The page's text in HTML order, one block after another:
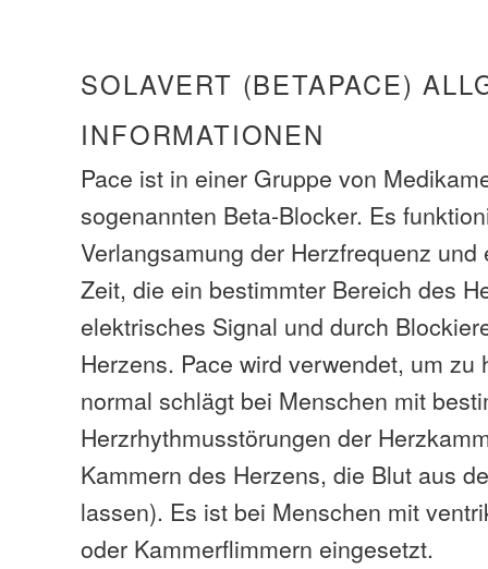
SOLAVERT (BETAPACE)
INFORMATIONEN
Pace ist in einer Gruppe von
sogenannten Beta-Blocker. Es
Verlangsamung der Herzfrequenz
Zeit, die ein bestimmter Bereich des
elektrisches Signal und durch
Herzens. Pace wird verwendet, um zu
normal schlägt bei Menschen mit
Herzrhythmusstörungen der
Kammern des Herzens, die Blut aus
lassen). Es ist bei Menschen mit
oder Kammerflimmern eingesetzt.